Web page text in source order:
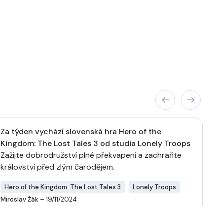
Za týden vychází slovenská hra Hero of the
Kingdom: The Lost Tales 3 od studia Lonely Troops
Zažijte dobrodružství plné překvapení a zachraňte
království před zlým čarodějem.
Hero of the Kingdom: The Lost Tales 3
Lonely Troops
Miroslav Žák – 19/11/2024